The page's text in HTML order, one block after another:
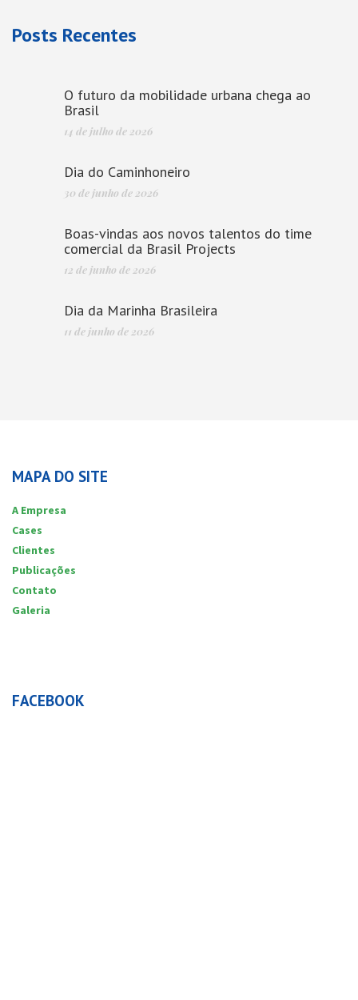
Posts Recentes
O futuro da mobilidade urbana chega ao
Brasil
14 de julho de 2026
Dia do Caminhoneiro
30 de junho de 2026
Boas-vindas aos novos talentos do time
comercial da Brasil Projects
12 de junho de 2026
Dia da Marinha Brasileira
11 de junho de 2026
MAPA DO SITE
A Empresa
Cases
Clientes
Publicações
Contato
Galeria
FACEBOOK